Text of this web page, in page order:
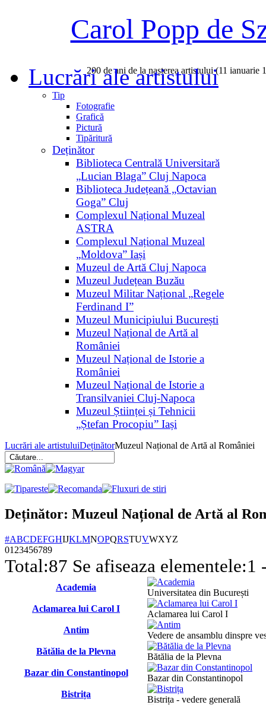
Carol Popp de
200 de ani de la nașterea artistului (11 ianuarie
Lucrări ale artistului
Tip
Fotografie
Grafică
Pictură
Tipăritură
Deținător
Biblioteca Centrală Universitară
„Lucian Blaga” Cluj Napoca
Biblioteca Județeană „Octavian
Goga” Cluj
Complexul Național Muzeal
ASTRA
Complexul Național Muzeal
„Moldova” Iași
Muzeul de Artă Cluj Napoca
Muzeul Județean Buzău
Muzeul Militar Național „Regele
Ferdinand I”
Muzeul Municipiului București
Muzeul Național de Artă al
României
Muzeul Național de Istorie a
României
Muzeul Național de Istorie a
Transilvaniei Cluj-Napoca
Muzeul Științei și Tehnicii
„Ștefan Procopiu” Iași
Lucrări ale artistuluiDeținătorMuzeul Național de Artă al României
Deținător: Muzeul Național de Artă al
#ABCDEFGHIJKLMNOPQRSTUVWXYZ
01 23456789
Total:87 Se afiseaza elementele:1
Academia
Universitatea din București
Aclamarea lui Carol I
Aclamarea lui Carol I
Antim
Vedere de ansamblu dinspre
Bătălia de la Plevna
Bătălia de la Plevna
Bazar din Constantinopol
Bazar din Constantinopol
Bistrița
Bistrița - vedere generală